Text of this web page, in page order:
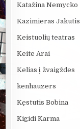
Katažina Nemycko
Kazimieras Jakutis
Keistuolių teatras
Keite Arai
Kelias į žvaigždes
kenhauzers
Kęstutis Bobina
Kigidi Karma